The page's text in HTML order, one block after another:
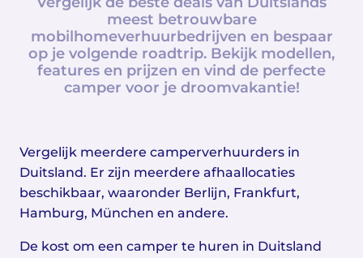
meest betrouwbare
mobilhomeverhuurbedrijven en bespaar
op je volgende roadtrip. Bekijk modellen,
features en prijzen en vind de perfecte
camper voor je droomvakantie!
Vergelijk meerdere camperverhuurders in
Duitsland. Er zijn meerdere afhaallocaties
beschikbaar, waaronder Berlijn, Frankfurt,
Hamburg, München en andere.
De kost om een camper te huren in Duitsland